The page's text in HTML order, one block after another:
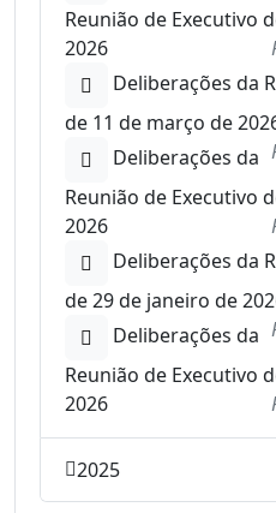
Reunião de Executivo
2026
Deliberações da
de 11 de março de
Deliberações da
Reunião de Executivo
2026
Deliberações da
de 29 de janeiro de
Deliberações da
Reunião de Executivo
2026
2025